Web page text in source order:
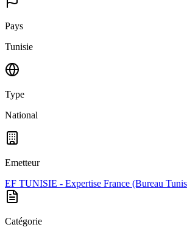
Pays
Tunisie
Type
National
Emetteur
EF TUNISIE - Expertise France (Bureau
Catégorie